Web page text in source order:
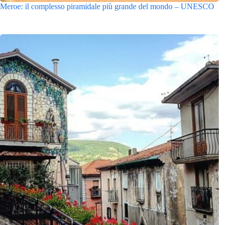
Meroe: il complesso piramidale più grande del mondo – UNESCO